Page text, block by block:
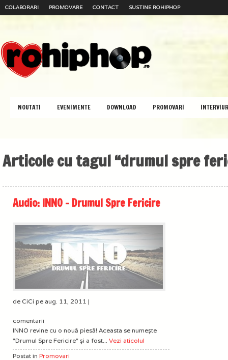
COLABORARI PROMOVARE CONTACT SUSTINE ROHIPHOP
NOUTATI EVENIMENTE DOWNLOAD PROMOVARI
Articole cu tagul “drumul spre
Audio: INNO – Drumul Spre Fericire
de CiCi pe aug. 11, 2011 |
comentarii
INNO revine cu o nouă piesă! Aceasta se numeşte
"Drumul Spre Fericire" şi a fost... Vezi aticolul
Postat in Promovari